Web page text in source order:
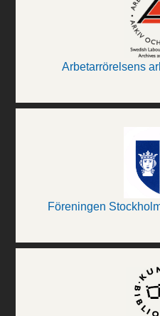
Arbetarrörelsens
Föreningen